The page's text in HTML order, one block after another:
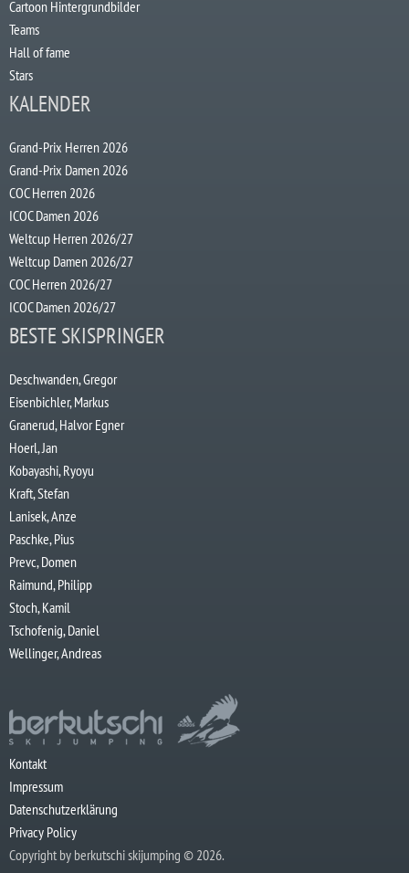
Cartoon Hintergrundbilder
Teams
Hall of fame
Stars
KALENDER
Grand-Prix Herren 2026
Grand-Prix Damen 2026
COC Herren 2026
ICOC Damen 2026
Weltcup Herren 2026/27
Weltcup Damen 2026/27
COC Herren 2026/27
ICOC Damen 2026/27
BESTE SKISPRINGER
Deschwanden, Gregor
Eisenbichler, Markus
Granerud, Halvor Egner
Hoerl, Jan
Kobayashi, Ryoyu
Kraft, Stefan
Lanisek, Anze
Paschke, Pius
Prevc, Domen
Raimund, Philipp
Stoch, Kamil
Tschofenig, Daniel
Wellinger, Andreas
Kontakt
Impressum
Datenschutzerklärung
Privacy Policy
Copyright by berkutschi skijumping © 2026.